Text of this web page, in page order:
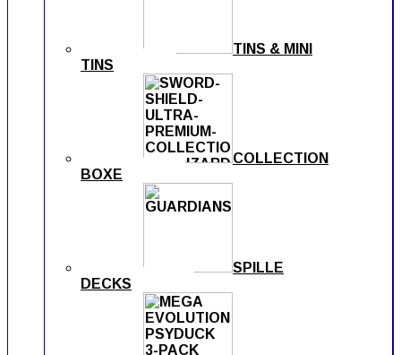
TINS & MINI
TINS
COLLECTION
BOXE
SPILLE
DECKS